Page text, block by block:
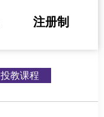
注册制
投教课程